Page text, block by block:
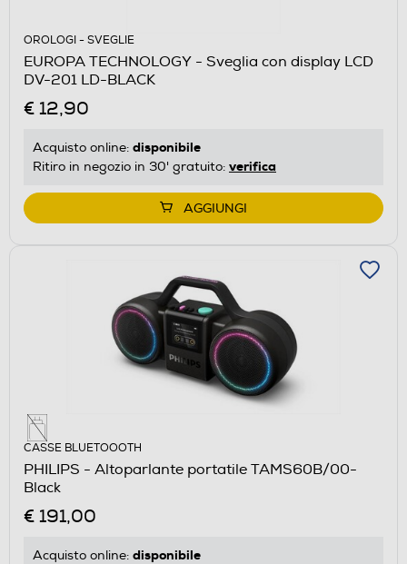
OROLOGI - SVEGLIE
EUROPA TECHNOLOGY - Sveglia con display LCD
DV-201 LD-BLACK
€ 12,90
Acquisto online: disponibile
Ritiro in negozio in 30' gratuito: verifica
AGGIUNGI
CASSE BLUETOOOTH
PHILIPS - Altoparlante portatile TAMS60B/00-
Black
€ 191,00
Acquisto online: disponibile